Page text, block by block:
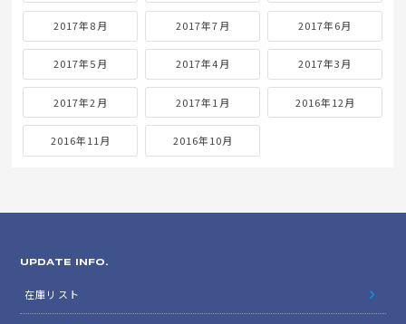
2017年8月 2017年7月 2017年6月
2017年5月 2017年4月 2017年3月
2017年2月 2017年1月 2016年12月
2016年11月 2016年10月
UPDATE INFO.
在庫リスト